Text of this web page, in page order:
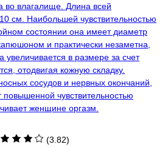
во влагалище. Длина всей
см. Наибольшей чувствительностью
состоянии она имеет диаметр
и практически незаметна,
увеличивается в размере за счет
отодвигая кожную складку.
сосудов и нервных окончаний,
повышенной чувствительностью
женщине оргазм.
(3.82)